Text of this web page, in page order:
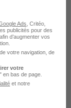
Ads , Critéo,
publicités pour des
d’augmenter vos
votre navigation, de
votre
" en bas de page.
et notre